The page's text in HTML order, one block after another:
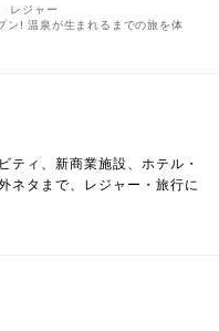
レジャー
ン! 温泉が生まれるまでの旅を体
ティ、新商業施設、ホテル・
ネタまで、レジャー・旅行に